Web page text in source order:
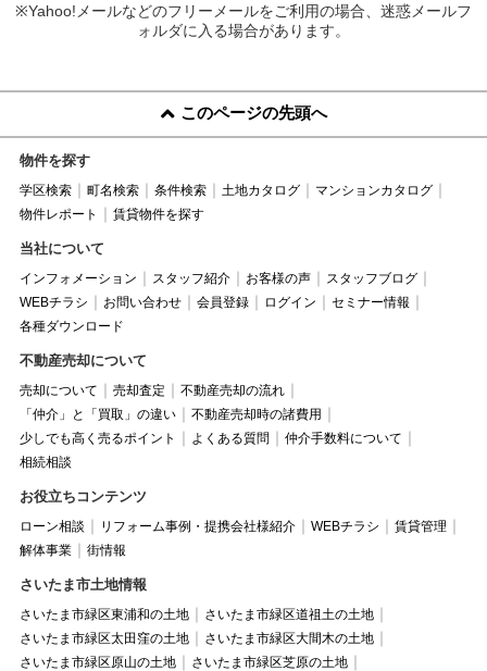
※Yahoo!メールなどのフリーメールをご利用の場合、迷惑メールフ
ォルダに入る場合があります。
このページの先頭へ
物件を探す
学区検索 町名検索 条件検索 土地カタログ
マンションカタログ
物件レポート
賃貸物件を探す
当社について
インフォメーション スタッフ紹介 お客様の声
スタッフブログ
WEBチラシ
お問い合わせ 会員登録 ログイン
セミナー情報
各種ダウンロード
不動産売却について
売却について 売却査定
不動産売却の流れ
「仲介」と「買取」の違い
不動産売却時の諸費用
少しでも高く売るポイント
よくある質問
仲介手数料について
相続相談
お役立ちコンテンツ
ローン相談 リフォーム事例・提携会社様紹介 WEBチラシ
賃貸管理
解体事業
街情報
さいたま市土地情報
さいたま市緑区東浦和の土地
さいたま市緑区道祖土の土地
さいたま市緑区太田窪の土地
さいたま市緑区大間木の土地
さいたま市緑区原山の土地
さいたま市緑区芝原の土地